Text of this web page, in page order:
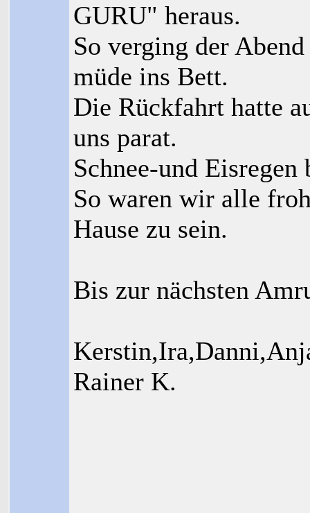
GURU" heraus.
So verging der
müde ins Bett.
Die Rückfahrt hatte
uns parat.
Schnee-und Eisregen
So waren wir alle
Hause zu sein.
Bis zur nächsten
Rainer K.